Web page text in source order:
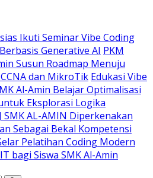
Ikuti Seminar Vibe Coding
Generative AI PKM
Susun Roadmap Menuju
dan MikroTik Edukasi Vibe
Al-Amin Belajar Optimalisasi
Eksplorasi Logika
SMK AL-AMIN Diperkenakan
Sebagai Bekal Kompetensi
Pelatihan Coding Modern
bagi Siswa SMK Al-Amin